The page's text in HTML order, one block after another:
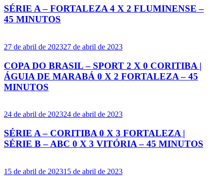
SÉRIE A – FORTALEZA 4 X 2 FLUMINENSE –
45 MINUTOS
27 de abril de 202327 de abril de 2023
COPA DO BRASIL – SPORT 2 X 0 CORITIBA |
ÁGUIA DE MARABÁ 0 X 2 FORTALEZA – 45
MINUTOS
24 de abril de 202324 de abril de 2023
SÉRIE A – CORITIBA 0 X 3 FORTALEZA |
SÉRIE B – ABC 0 X 3 VITÓRIA – 45 MINUTOS
15 de abril de 202315 de abril de 2023